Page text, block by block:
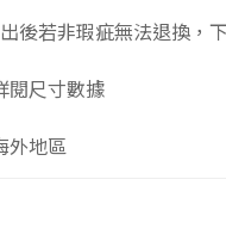
後若非瑕疵無法退換，下
閱尺寸數據
外地區